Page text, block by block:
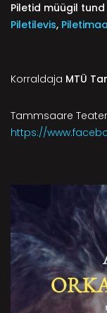
Piletid müügil
Piletilevis,
Korraldaja MTÜ
Tammsaare
https://